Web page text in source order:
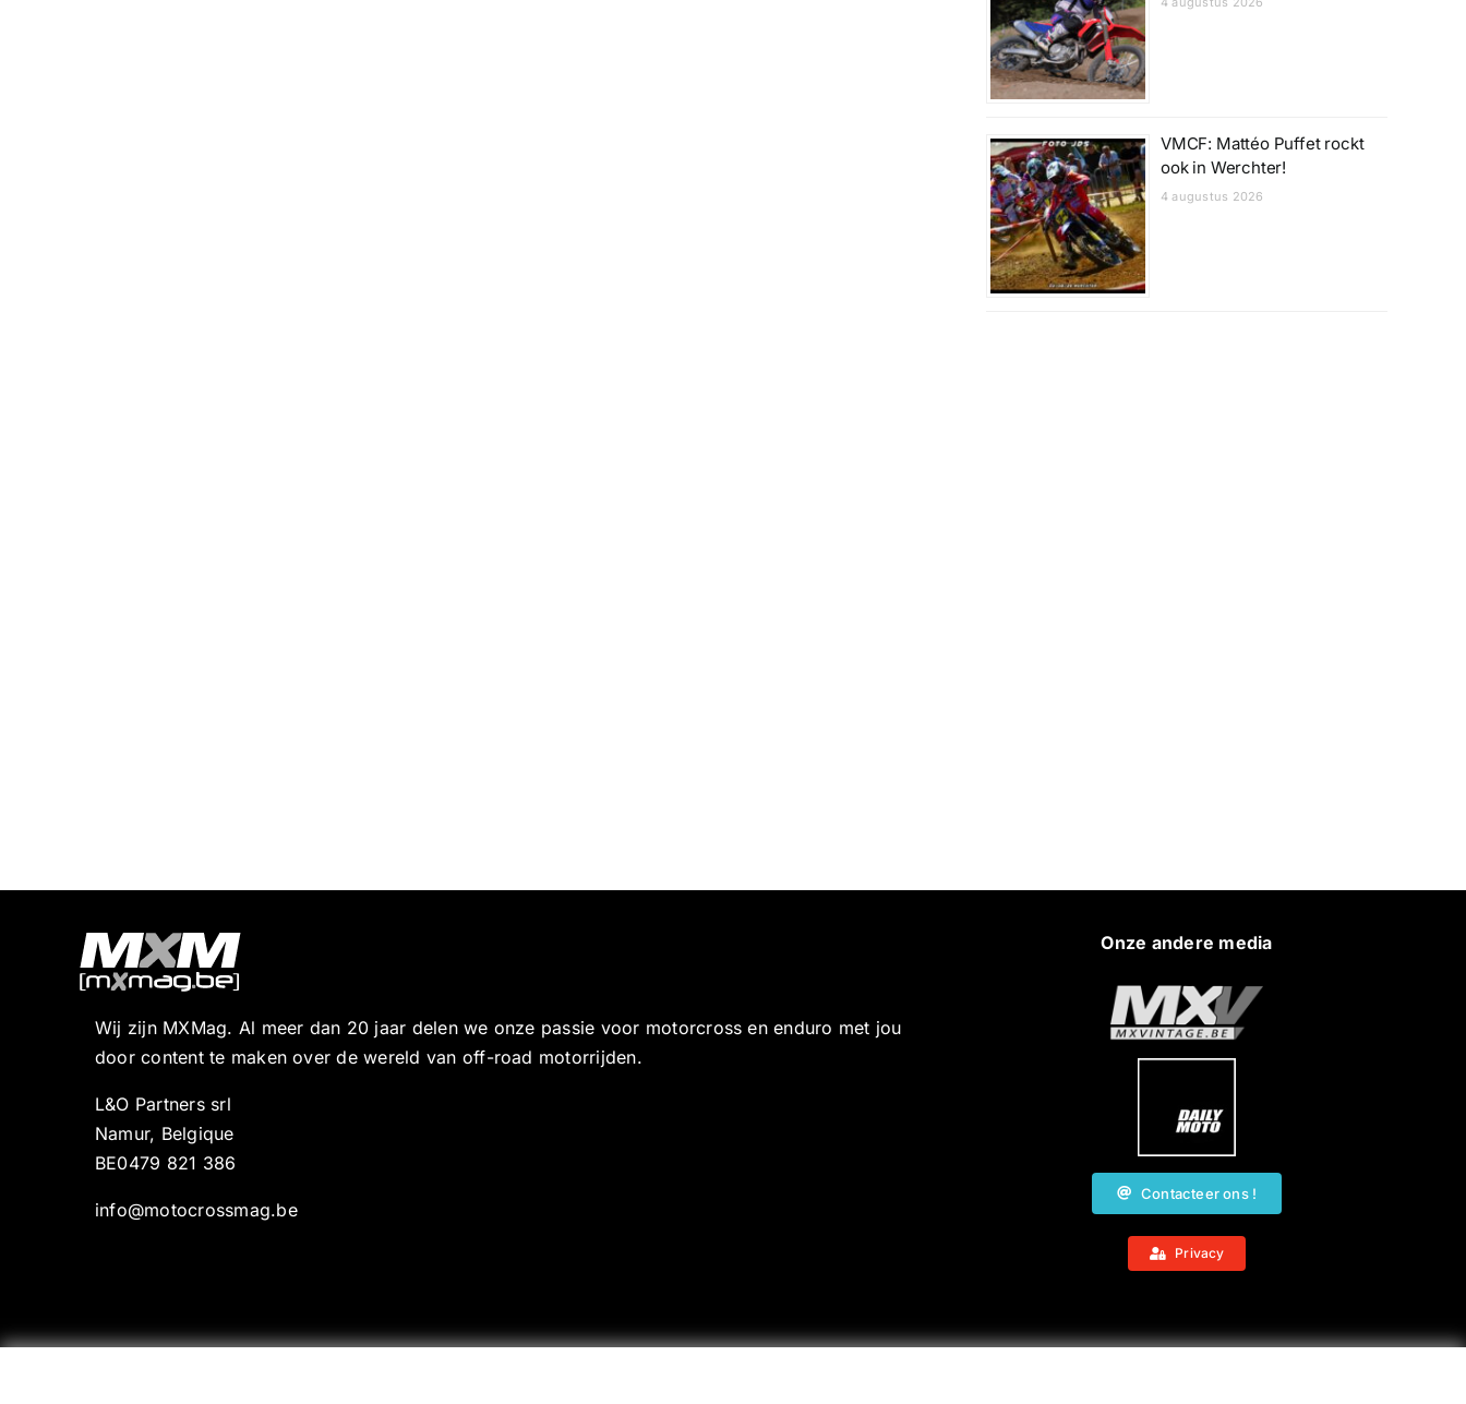
VMCF: Mattéo Puffet rockt
ook in Werchter!
4 augustus 2026
Wij zijn MXMag. Al meer dan 20 jaar delen we onze passie voor motorcross en enduro met jou
door content te maken over de wereld van off-road motorrijden.
L&O Partners srl
Namur, Belgique
BE0479 821 386
info@motocrossmag.be
Onze andere media
Contacteer ons !
Privacy